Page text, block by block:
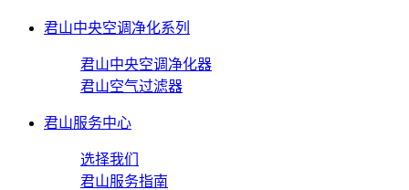
君山中央空调净化系列
君山中央空调净化器
君山空气过滤器
君山服务中心
选择我们
君山服务指南